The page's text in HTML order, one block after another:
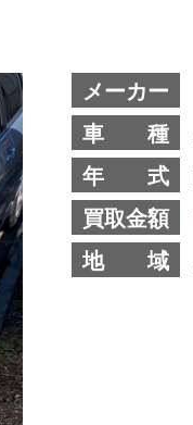
メーカー
車 種
年 式
買取金額
地 域